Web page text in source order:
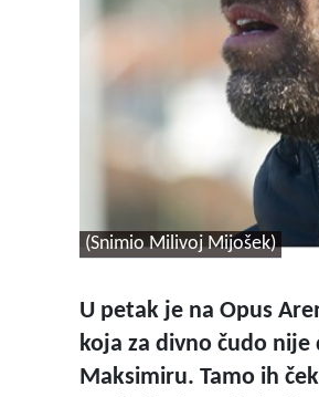
(Snimio Milivoj Mijošek)
U petak je na Opus
koja za divno čudo
Maksimiru. Tamo ih